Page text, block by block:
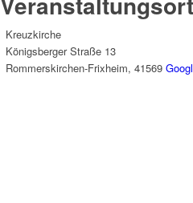
Kreuzkirche
Königsberger Straße 13
Rommerskirchen-Frixheim, 41569